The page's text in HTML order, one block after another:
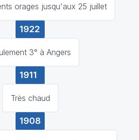
orages jusqu'aux 25 juillet
1922
3° à Angers
1911
Très chaud
1908